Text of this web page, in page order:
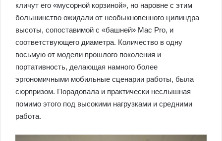
кличут его «мусорной корзиной», но наровне с этим
большинство ожидали от необыкновенного цилиндра
высоты, сопоставимой с «башней» Mac Pro, и
соответствующего диаметра. Количество в одну
восьмую от модели прошлого поколения и
портативность, делающая намного более
эргономичными мобильные сценарии работы, была
сюрпризом. Порадовала и практически неслышная
помимо этого под высокими нагрузками и средними
работа.